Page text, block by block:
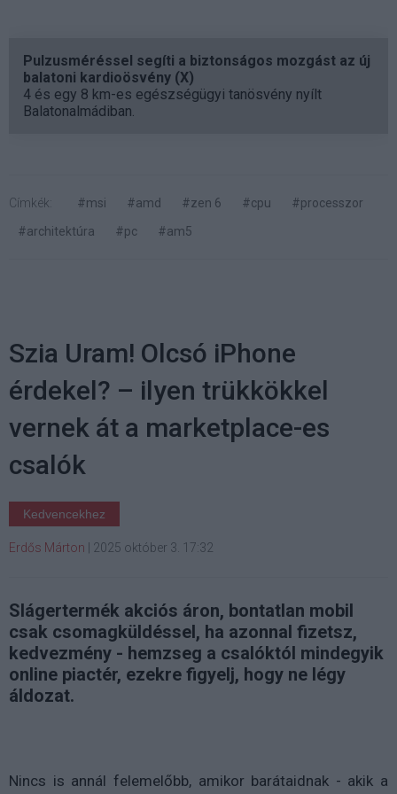
Pulzusméréssel segíti a biztonságos mozgást az új
balatoni kardioösvény (X)
4 és egy 8 km-es egészségügyi tanösvény nyílt
Balatonalmádiban.
Címkék: #msi #amd #zen 6 #cpu
#processzor
#architektúra
#pc #am5
Szia Uram! Olcsó iPhone
érdekel? – ilyen trükkökkel
vernek át a marketplace-es
csalók
Kedvencekhez
Erdős Márton 2025 október 3. 17:32
Slágertermék akciós áron, bontatlan mobil
csak csomagküldéssel, ha azonnal fizetsz,
kedvezmény - hemzseg a csalóktól mindegyik
online piactér, ezekre figyelj, hogy ne légy
áldozat.
Nincs is annál felemelőbb, amikor barátaidnak - akik a